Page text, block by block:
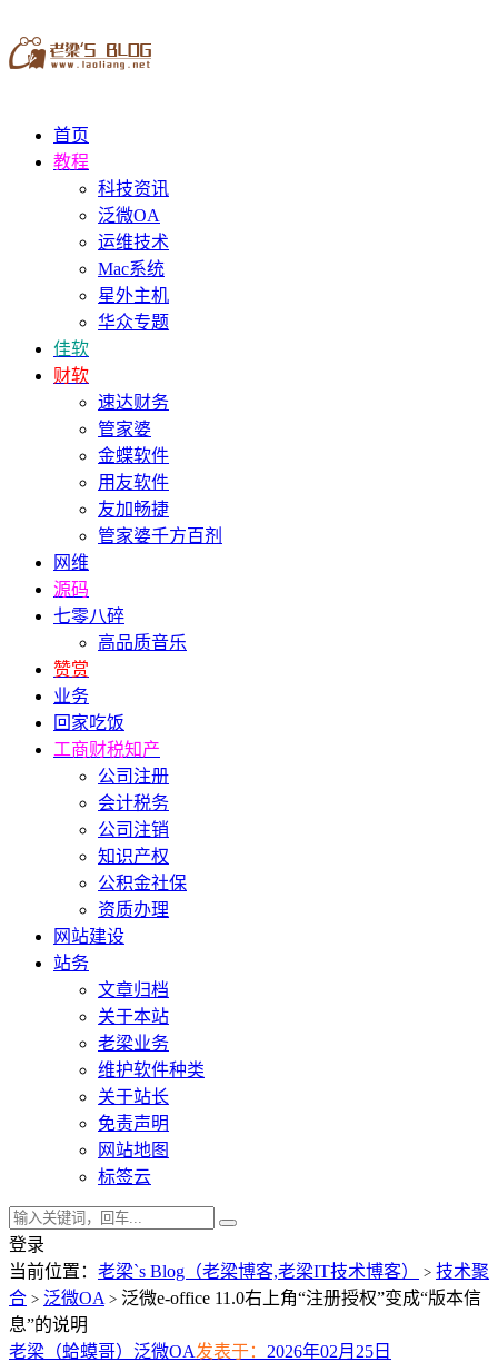
首页
教程
科技资讯
泛微OA
运维技术
Mac系统
星外主机
华众专题
佳软
财软
速达财务
管家婆
金蝶软件
用友软件
友加畅捷
管家婆千方百剂
网维
源码
七零八碎
高品质音乐
赞赏
业务
回家吃饭
工商财税知产
公司注册
会计税务
公司注销
知识产权
公积金社保
资质办理
网站建设
站务
文章归档
关于本站
老梁业务
维护软件种类
关于站长
免责声明
网站地图
标签云
登录
当前位置： 老梁`s Blog（老梁博客,老梁IT技术博客） > 技术聚
合 > 泛微OA > 泛微e-office 11.0右上角“注册授权”变成“版本信
息”的说明
老梁（蛤蟆哥） 泛微OA发表于： 2026年02月25日